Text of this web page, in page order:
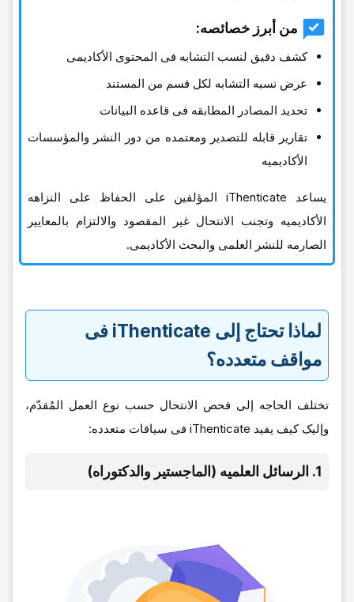
من أبرز خصائصه:
کشف دقیق لنسب التشابه فی المحتوى الأکادیمی
عرض نسبه التشابه لکل قسم من المستند
تحدید المصادر المطابقه فی قاعده البیانات
تقاریر قابله للتصدیر ومعتمده من دور النشر والمؤسسات
الأکادیمیه
یساعد iThenticate المؤلفین على الحفاظ على النزاهه
الأکادیمیه وتجنب الانتحال غیر المقصود والالتزام بالمعاییر
الصارمه للنشر العلمی والبحث الأکادیمی.
لماذا تحتاج إلى iThenticate فی
مواقف متعدده؟
تختلف الحاجه إلى فحص الانتحال حسب نوع العمل المُقدّم،
وإلیک کیف یفید iThenticate فی سیاقات متعدده:
1. الرسائل العلمیه (الماجستیر والدکتوراه)